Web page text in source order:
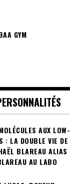
GYM
AUX LOW-
: LA DOUBLE VIE DE
BLAREAU ALIAS
AU LABO